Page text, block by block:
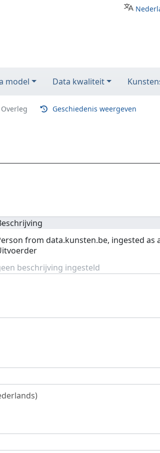
model Data kwaliteit
Overleg Geschiedenis weergeven
from data.kunsten.be, ingested as
beschrijving ingesteld